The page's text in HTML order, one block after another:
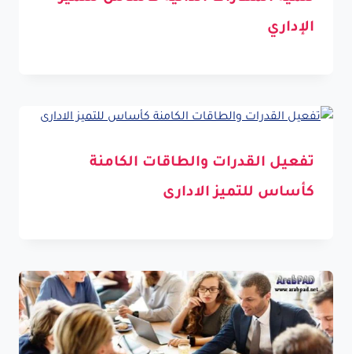
الإداري
تفعيل القدرات والطاقات الكامنة
كأساس للتميز الادارى